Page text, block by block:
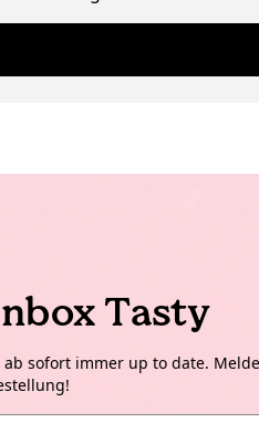
ob ihr Herz eher für Meer
Tasty
sofort immer up to date.